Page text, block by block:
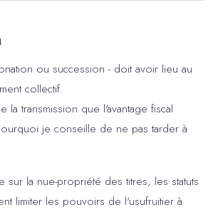
ou succession - doit avoir lieu au
collectif.
la transmission que l'avantage fiscal
je conseille de ne pas tarder à
sur la nue-propriété des titres, les statuts
limiter les pouvoirs de l'usufruitier à